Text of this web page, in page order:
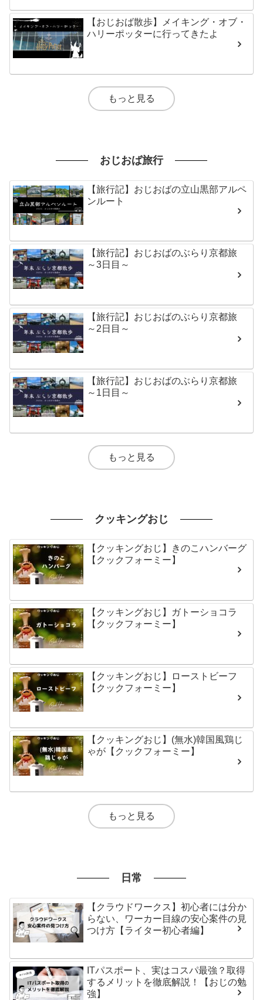
【おじおば散歩】メイキング・オブ・
ハリーポッターに行ってきたよ
もっと見る
おじおば旅行
【旅行記】おじおばの立山黒部アルペ
ンルート
【旅行記】おじおばのぶらり京都旅
～3日目～
【旅行記】おじおばのぶらり京都旅
～2日目～
【旅行記】おじおばのぶらり京都旅
～1日目～
もっと見る
クッキングおじ
【クッキングおじ】きのこハンバーグ
【クックフォーミー】
【クッキングおじ】ガトーショコラ
【クックフォーミー】
【クッキングおじ】ローストビーフ
【クックフォーミー】
【クッキングおじ】(無水)韓国風鶏じ
ゃが【クックフォーミー】
もっと見る
日常
【クラウドワークス】初心者には分か
らない、ワーカー目線の安心案件の見
つけ方【ライター初心者編】
ITパスポート、実はコスパ最強？取得
するメリットを徹底解説！【おじの勉
強】